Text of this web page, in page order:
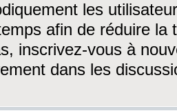
les
afin de réduire la
inscrivez-vous à
dans les